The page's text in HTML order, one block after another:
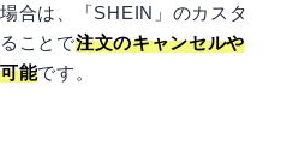
合は、「SHEIN」のカスタ
ことで注文のキャンセルや
能です。